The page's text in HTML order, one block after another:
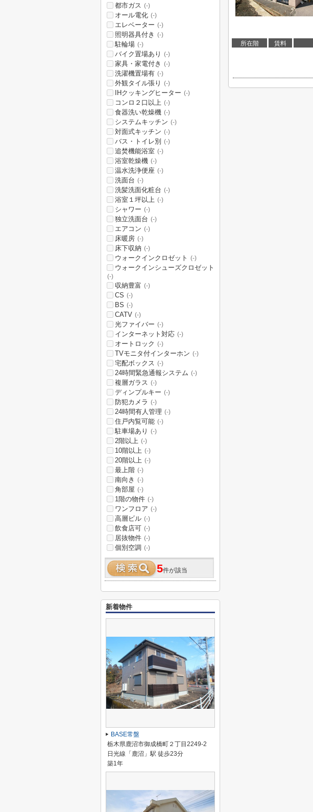
所在階 賃料
都市ガス (-)
オール電化 (-)
エレベーター (-)
照明器具付き (-)
駐輪場 (-)
バイク置場あり (-)
家具・家電付き (-)
洗濯機置場有 (-)
外観タイル張り (-)
IHクッキングヒーター (-)
コンロ２口以上 (-)
食器洗い乾燥機 (-)
システムキッチン (-)
対面式キッチン (-)
バス・トイレ別 (-)
追焚機能浴室 (-)
浴室乾燥機 (-)
温水洗浄便座 (-)
洗面台 (-)
洗髪洗面化粧台 (-)
浴室１坪以上 (-)
シャワー (-)
独立洗面台 (-)
エアコン (-)
床暖房 (-)
床下収納 (-)
ウォークインクロゼット (-)
ウォークインシューズクロゼット
(-)
収納豊富 (-)
CS (-)
BS (-)
CATV (-)
光ファイバー (-)
インターネット対応 (-)
オートロック (-)
TVモニタ付インターホン (-)
宅配ボックス (-)
24時間緊急通報システム (-)
複層ガラス (-)
ディンプルキー (-)
防犯カメラ (-)
24時間有人管理 (-)
住戸内覧可能 (-)
駐車場あり (-)
2階以上 (-)
10階以上 (-)
20階以上 (-)
最上階 (-)
南向き (-)
角部屋 (-)
1階の物件 (-)
ワンフロア (-)
高層ビル (-)
飲食店可 (-)
居抜物件 (-)
個別空調 (-)
5件が該当
新着物件
BASE常盤
栃木県鹿沼市御成橋町２丁目2249-2
日光線「鹿沼」駅 徒歩23分
築1年